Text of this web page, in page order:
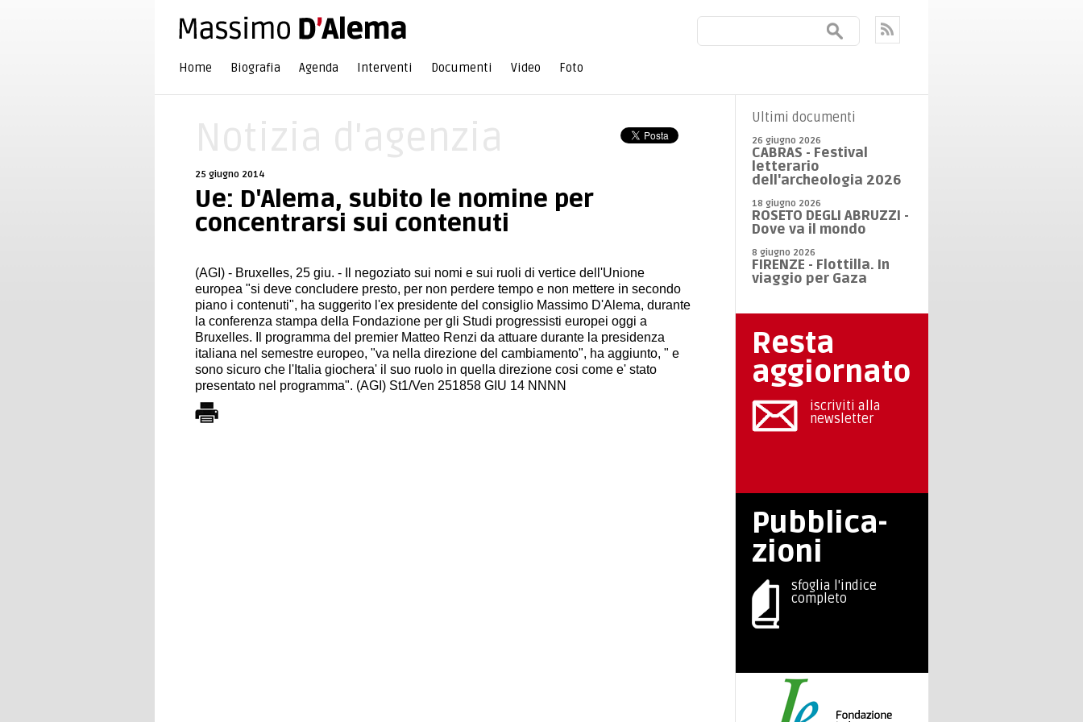
Home Biografia Agenda Interventi Documenti Video Foto
25 giugno 2014
Ue: D'Alema, subito le nomine per
concentrarsi sui contenuti
(AGI) - Bruxelles, 25 giu. - Il negoziato sui nomi e sui ruoli di vertice dell'Unione
europea "si deve concludere presto, per non perdere tempo e non mettere in secondo
piano i contenuti", ha suggerito l'ex presidente del consiglio Massimo D'Alema, durante
la conferenza stampa della Fondazione per gli Studi progressisti europei oggi a
Bruxelles. Il programma del premier Matteo Renzi da attuare durante la presidenza
italiana nel semestre europeo, "va nella direzione del cambiamento", ha aggiunto, " e
sono sicuro che l'Italia giochera' il suo ruolo in quella direzione cosi come e' stato
presentato nel programma". (AGI) St1/Ven 251858 GIU 14 NNNN
Ultimi documenti
26 giugno 2026
CABRAS - Festival
letterario
dell'archeologia 2026
18 giugno 2026
ROSETO DEGLI ABRUZZI -
Dove va il mondo
8 giugno 2026
FIRENZE - Flottilla. In
viaggio per Gaza
Resta
aggiornato
iscriviti alla
newsletter
Pubblica-
zioni
sfoglia l'indice
completo